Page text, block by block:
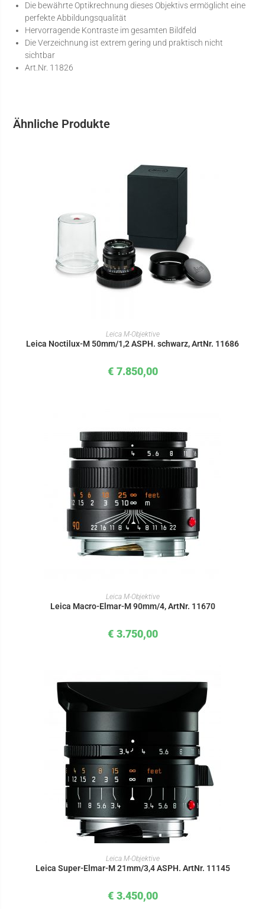
Die bewährte Optikrechnung dieses Objektivs ermöglicht eine
perfekte Abbildungsqualität
Hervorragende Kontraste im gesamten Bildfeld
Die Verzeichnung ist extrem gering und praktisch nicht
sichtbar
Art.Nr. 11826
Ähnliche Produkte
IN DEN WARENKORB
Leica M-Objektive
Leica Noctilux-M 50mm/1,2 ASPH. schwarz, ArtNr. 11686
€ 7.850,00
IN DEN WARENKORB
Leica M-Objektive
Leica Macro-Elmar-M 90mm/4, ArtNr. 11670
€ 3.750,00
IN DEN WARENKORB
Leica M-Objektive
Leica Super-Elmar-M 21mm/3,4 ASPH. ArtNr. 11145
€ 3.450,00